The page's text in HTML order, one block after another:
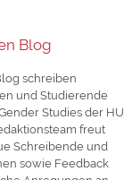
Blog
schreiben
und Studierende
Studies der HU
freut
Schreibende und
sowie Feedback